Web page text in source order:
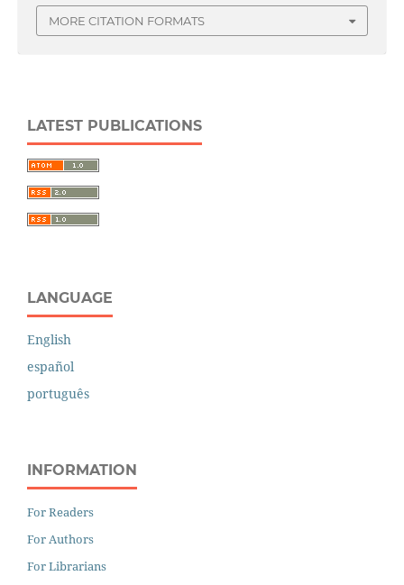
MORE CITATION FORMATS
LATEST PUBLICATIONS
LANGUAGE
English
español
português
INFORMATION
For Readers
For Authors
For Librarians